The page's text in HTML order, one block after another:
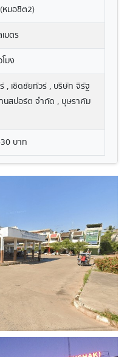
มอชิต2)
มตร
มง
, เชิดชัยทัวร์ , บริษัท จิรัฐ
นสปอร์ต จำกัด , บุษราคัม
บาท